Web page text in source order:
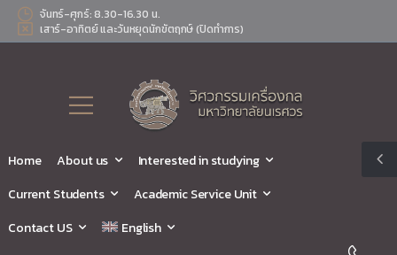
จันทร์-ศุกร์: 8.30-16.30 น.
เสาร์-อาทิตย์ และวันหยุดนักขัตฤกษ์ (ปิดทำการ)
Home About us
Interested in studying
Current Students
Academic Service Unit
Contact US
English